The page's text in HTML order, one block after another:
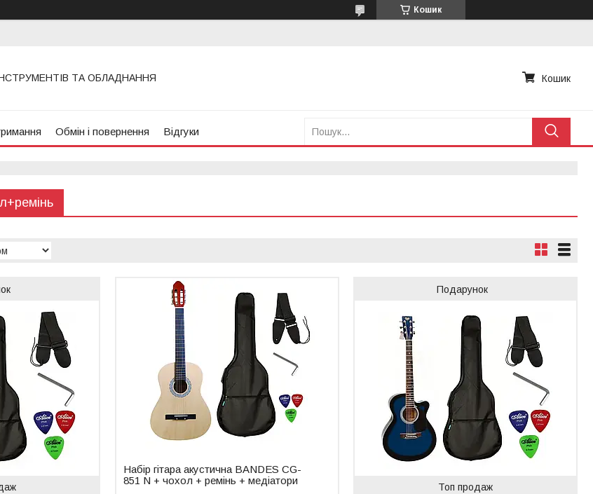
Кошик
ТА ОБЛАДНАННЯ Кошик
Обмін і повернення Відгуки
Набір гітара акустична BANDES CG-
851 N + чохол + ремінь + медіатори
Подарунок
Топ продаж